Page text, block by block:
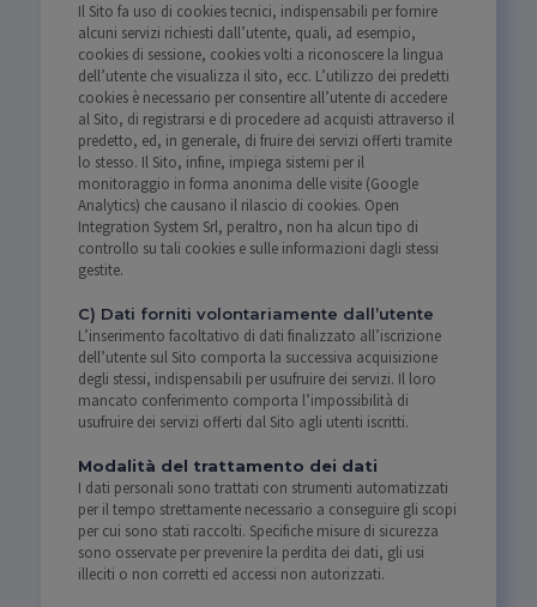
Il Sito fa uso di cookies tecnici, indispensabili per fornire
alcuni servizi richiesti dall’utente, quali, ad esempio,
cookies di sessione, cookies volti a riconoscere la lingua
dell’utente che visualizza il sito, ecc. L’utilizzo dei predetti
cookies è necessario per consentire all’utente di accedere
al Sito, di registrarsi e di procedere ad acquisti attraverso il
predetto, ed, in generale, di fruire dei servizi offerti tramite
lo stesso. Il Sito, infine, impiega sistemi per il
monitoraggio in forma anonima delle visite (Google
Analytics) che causano il rilascio di cookies. Open
Integration System Srl, peraltro, non ha alcun tipo di
controllo su tali cookies e sulle informazioni dagli stessi
gestite.
C) Dati forniti volontariamente dall’utente
L’inserimento facoltativo di dati finalizzato all’iscrizione
dell’utente sul Sito comporta la successiva acquisizione
degli stessi, indispensabili per usufruire dei servizi. Il loro
mancato conferimento comporta l’impossibilità di
usufruire dei servizi offerti dal Sito agli utenti iscritti.
Modalità del trattamento dei dati
I dati personali sono trattati con strumenti automatizzati
per il tempo strettamente necessario a conseguire gli scopi
per cui sono stati raccolti. Specifiche misure di sicurezza
sono osservate per prevenire la perdita dei dati, gli usi
illeciti o non corretti ed accessi non autorizzati.